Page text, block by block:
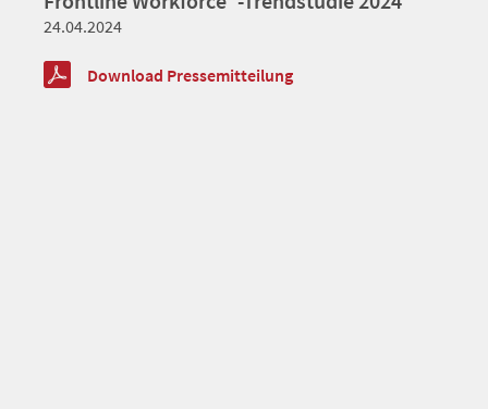
24.04.2024
Download Pressemitteilung